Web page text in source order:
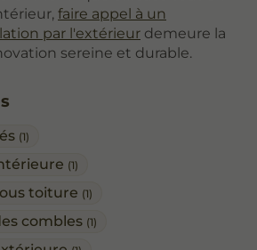
(1)
(1)
toiture (1)
combles (1)
faire appel à un
par l'extérieur demeure la
sereine et durable.